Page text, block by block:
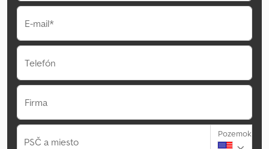
E-mail*
Telefón
Firma
PSČ a miesto
Pozemok